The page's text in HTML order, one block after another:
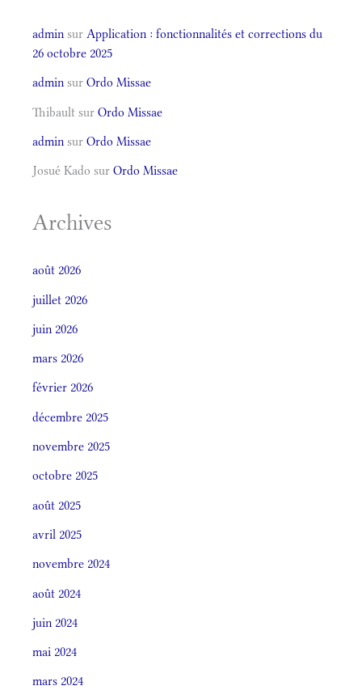
admin sur Application : fonctionnalités et corrections du
26 octobre 2025
admin sur Ordo Missae
Thibault sur Ordo Missae
admin sur Ordo Missae
Josué Kado sur Ordo Missae
Archives
août 2026
juillet 2026
juin 2026
mars 2026
février 2026
décembre 2025
novembre 2025
octobre 2025
août 2025
avril 2025
novembre 2024
août 2024
juin 2024
mai 2024
mars 2024